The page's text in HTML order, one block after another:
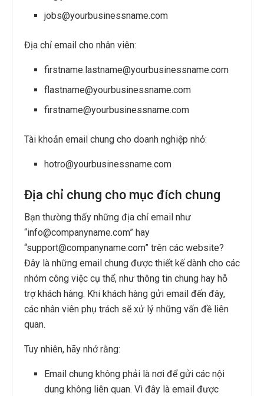
jobs@yourbusinessname.com
Địa chỉ email cho nhân viên:
firstname.lastname@yourbusinessname.com
flastname@yourbusinessname.com
firstname@yourbusinessname.com
Tài khoản email chung cho doanh nghiệp nhỏ:
hotro@yourbusinessname.com
Địa chỉ chung cho mục đích chung
Bạn thường thấy những địa chỉ email như
“info@companyname.com” hay
“support@companyname.com” trên các website?
Đây là những email chung được thiết kế dành cho các
nhóm công việc cụ thể, như thông tin chung hay hỗ
trợ khách hàng. Khi khách hàng gửi email đến đây,
các nhân viên phụ trách sẽ xử lý những vấn đề liên
quan.
Tuy nhiên, hãy nhớ rằng:
Email chung không phải là nơi để gửi các nội
dung không liên quan. Vì đây là email được